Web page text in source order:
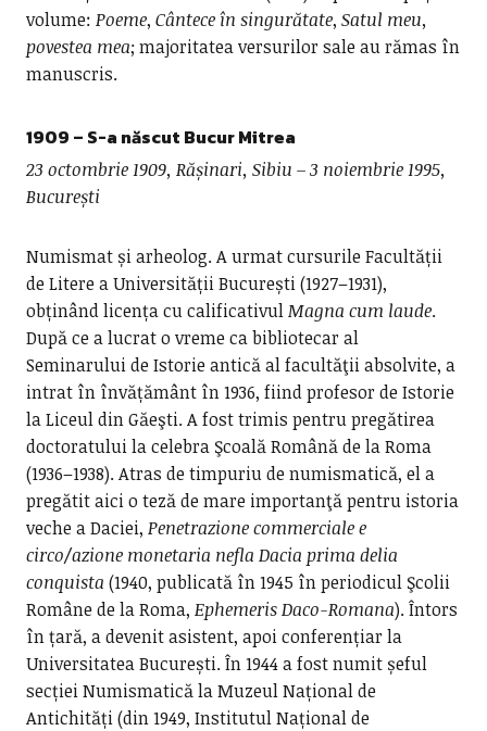
volume: Poeme, Cântece în singurătate, Satul meu,
povestea mea; majoritatea versurilor sale au rămas în
manuscris.
1909 – S-a născut Bucur Mitrea
23 octombrie 1909, Rășinari, Sibiu – 3 noiembrie 1995,
București
Numismat și arheolog. A urmat cursurile Facultății
de Litere a Universității București (1927–1931),
obținând licența cu calificativulMagna cum laude.
După ce a lucrat o vreme ca bibliotecar al
Seminarului de Istorie antică al facultăţii absolvite, a
intrat în învățământ în 1936, fiind profesor de Istorie
la Liceul din Găeşti. A fost trimis pentru pregătirea
doctoratului la celebra Şcoală Română de la Roma
(1936–1938). Atras de timpuriu de numismatică, el a
pregătit aici o teză de mare importanţă pentru istoria
veche a Daciei, Penetrazione commerciale e
circo/azione monetaria nefla Dacia prima delia
conquista (1940, publicată în 1945 în periodicul Şcolii
Române de la Roma, Ephemeris Daco-Romana). Întors
în țară, a devenit asistent, apoi conferențiar la
Universitatea București. În 1944 a fost numit șeful
secției Numismatică la Muzeul Național de
Antichități (din 1949, Institutul Național de